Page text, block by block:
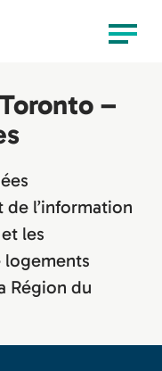
Menu
–
l’information
les
logements
Région du